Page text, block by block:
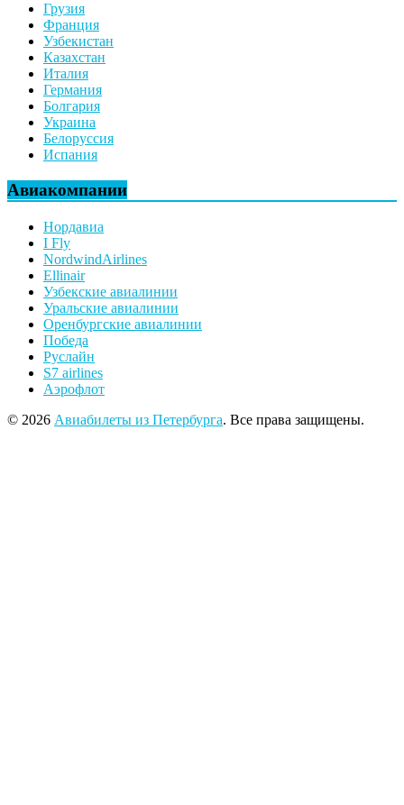
Грузия
Франция
Узбекистан
Казахстан
Италия
Германия
Болгария
Украина
Белоруссия
Испания
Авиакомпании
Нордавиа
I Fly
NordwindAirlines
Ellinair
Узбекские авиалинии
Уральские авиалинии
Оренбургские авиалинии
Победа
Руслайн
S7 airlines
Аэрофлот
© 2026 Авиабилеты из Петербурга. Все права защищены.